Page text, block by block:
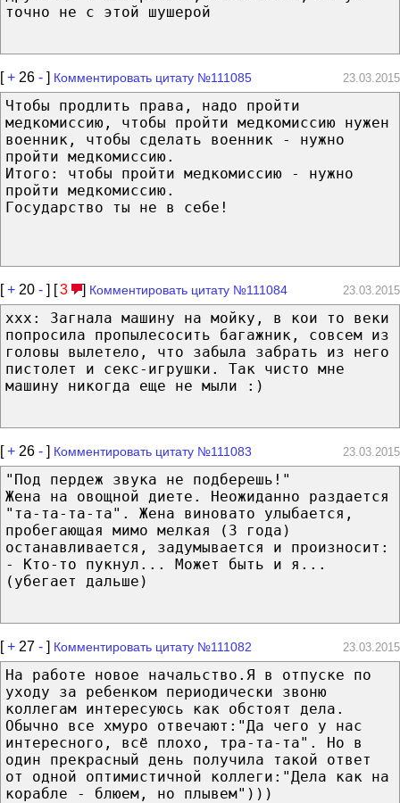
точно не с этой шушерой
[+ 26 - ] Комментировать цитату №111085 23.03.2015
Чтобы продлить права, надо пройти
медкомиссию, чтобы пройти медкомиссию нужен
военник, чтобы сделать военник - нужно
пройти медкомиссию.
Итого: чтобы пройти медкомиссию - нужно
пройти медкомиссию.
Государство ты не в себе!
[+ 20 - ] [3 ] Комментировать цитату №111084 23.03.2015
ххх: Загнала машину на мойку, в кои то веки
попросила пропылесосить багажник, совсем из
головы вылетело, что забыла забрать из него
пистолет и секс-игрушки. Так чисто мне
машину никогда еще не мыли :)
[+ 26 - ] Комментировать цитату №111083 23.03.2015
"Под пердеж звука не подберешь!"
Жена на овощной диете. Неожиданно раздается
"та-та-та-та". Жена виновато улыбается,
пробегающая мимо мелкая (3 года)
останавливается, задумывается и произносит:
- Кто-то пукнул... Может быть и я...
(убегает дальше)
[+ 27 - ] Комментировать цитату №111082 23.03.2015
На работе новое начальство.Я в отпуске по
уходу за ребенком периодически звоню
коллегам интересуюсь как обстоят дела.
Обычно все хмуро отвечают:"Да чего у нас
интересного, всё плохо, тра-та-та". Но в
один прекрасный день получила такой ответ
от одной оптимистичной коллеги:"Дела как на
корабле - блюем, но плывем")))